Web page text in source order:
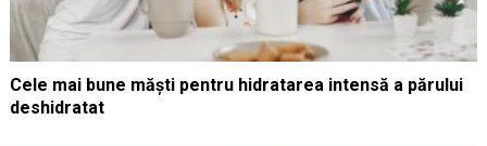
Cele mai bune măști pentru hidratarea intensă a părului
deshidratat